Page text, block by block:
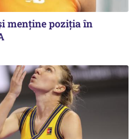
menține poziția în